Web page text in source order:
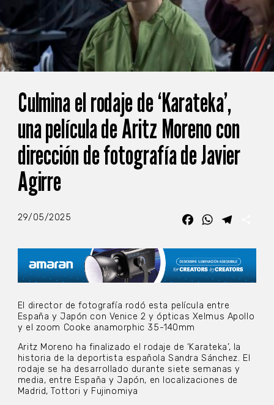
Culmina el rodaje de ‘Karateka’,
una película de Aritz Moreno con
dirección de fotografía de Javier
Agirre
29/05/2025 FacebookWhatsApp
El director de fotografía rodó esta película entre
España y Japón con Venice 2 y ópticas Xelmus Apollo
y el zoom Cooke anamorphic 35-140mm
Aritz Moreno ha finalizado el rodaje de ‘Karateka’, la
historia de la deportista española Sandra Sánchez. El
rodaje se ha desarrollado durante siete semanas y
media, entre España y Japón, en localizaciones de
Madrid, Tottori y Fujinomiya